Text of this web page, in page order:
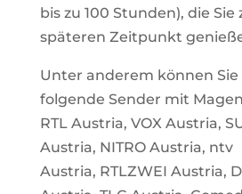
bis zu 100 Stunden), die Sie
späteren Zeitpunkt
Unter anderem können Sie
folgende Sender mit
RTL Austria, VOX Austria,
Austria, NITRO Austria, ntv
Austria, RTLZWEI Austria,